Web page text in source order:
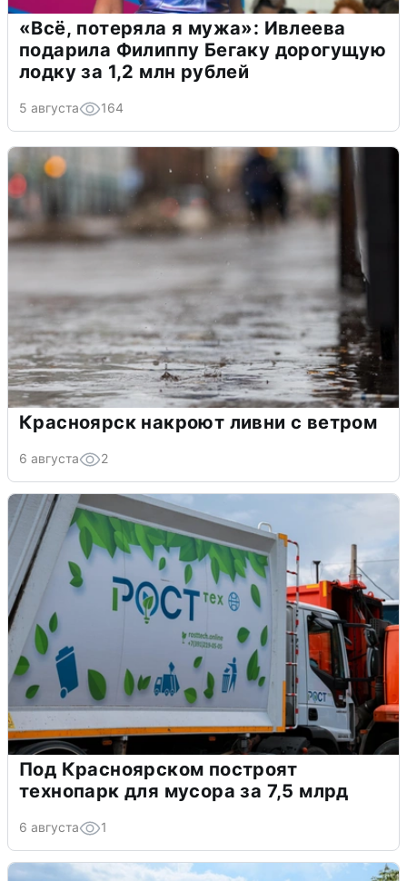
«Всё, потеряла я мужа»: Ивлеева
подарила Филиппу Бегаку дорогущую
лодку за 1,2 млн рублей
5 августа 164
Красноярск накроют ливни с ветром
6 августа 2
Под Красноярском построят
технопарк для мусора за 7,5 млрд
6 августа 1